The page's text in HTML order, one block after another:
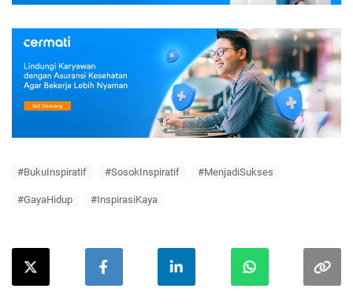
#BukuInspiratif #SosokInspiratif #MenjadiSukses
#GayaHidup #InspirasiKaya